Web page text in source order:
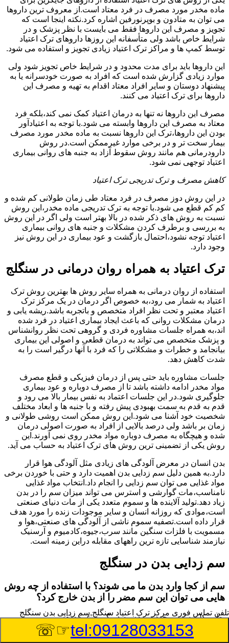
ماده مخدر مورد مصرف در فرد معتاد است.از معروف ترین داروها
می توان به متادون و بوپرنورفین اشاره کرد.نکته اینجا است که
تجویز و مصرف این داروها فقط می بایست با نظر پزشک و در
شرایط خاص باشد ولی متأسفانه این روزها داروهای ترک اعتیاد
توسط کمپ ها و مراکز ترک اعتیاد زیادی تجویز و استفاده می شود.
این داروها باید برای مدت محدود و در شرایط خاص تجویز شود ولی
موارد زیادی گزارش شده است که افراد به صورت خودسرانه یا به
پیشنهاد دوستان و سایر افراد معتاد اقدام به تهیه و مصرف این
داروها برای ترک اعتیاد می کنند.
مصرف این داروها نه تنها به درمان اعتیاد کمک نمی کند،بلکه فرد
معتاد به مصرف این داروها وابسته می شود.با توجه به اعتیادآور
بودن این داروها،ترک این داروها نسبت به ماده مخدر مورد مصرف
بیمار سخت تر و در برخی موارد غیرممکن است.در روش
دارودرمانی هم مانند روش سقوط آزاد به جنبه های روانی بیماری
اعتیاد توجهی نمی شود.
کاهش مصرف و ترک تدریجی ترک اعتیاد
در این روش دوز مصرف در فرد معتاد طی زمان طولانی کم شده و
کم کم قطع می شود.با توجه به ترک تدریجی ماده مخدر،این روش
نسبت به روش های ذکر شده در بالا بهتر است ولی اگر در این روش
به بررسی و برطرف کردن مشکلات و جنبه های روانی بیماری
اعتیاد توجه نشود،احتمال بازگشت و عود بیماری در این روش نیز
وجود دارد.
ترک اعتیاد به همراه روان درمانی در سنگلج
استفاده از روان درمانی به همراه سایر روش ها بهترین روش ترک
اعتیاد به شمار می رود،به خصوص اگر درمان در یک مرکز ترک
اعتیاد معتبر و تحت نظر افراد متخصص و باتجربه باشد.ریشه یابی و
درمان مشکلات روانی که باعث ایجاد بیماری اعتیاد در فرد شده
اند،به همراه جلسات مشاوره فردی و گروهی تحت نظر روانشناس
و پزشک متخصص می تواند به درمان قطعی و اصولی این بیماری
بیانجامد و خطرات و مشکلاتی را که فرد با آنها درگیر است را به
شدت کاهش دهد.
جلسات مشاوره باید حتی پس از درمان فیزیکی و قطع مصرف
مواد مخدر ادامه داشته باشد تا از مصرف دوباره و عود بیماری
جلوگیری شود.در این جلسات اعتماد به نفس بیمار بالا می رود و
قدم به قدم به سمت بهبودی پیش رفته و با جنبه ها و ابعاد مختلف
شخصیت خود آشنا می شود.این روش ممکن است روشی طولانی و
زمان بر باشد ولی درصد بالایی از افراد به صورت اصولی درمان
شده و هیچگاه به مصرف دوباره مواد مخدر روی نمی آورند.این
روش یکی از تضمینی ترین روش های ترک اعتیاد به حساب می آید.
بدن انسان در معرض آلودگی های زیادی مثل آلودگی هوا قرار
دارد.به همین دلیل سم زدایی بدن اهمیت دارد و حتی با خوردن برخی
مواد غذایی می توان سم زدایی را انجام داد.انتخاب مواد غذایی
نامناسب،مات گوارشی و استرس می تواند میزان سم را در بدن
زیاد دهد.تولید آلاینده ها و سموم متعدد یکی از مات دنیای صنعتی
است،موادی که روزانه انسان و سایر موجودات زنده را مورد هدف
قرار داده است.تصفیه سموم ناشی از آلودگی های صنعتی،هوا و
مسمویت با فلزات سنگین مانند سرب،جیوه،کادمیوم و آرسنیک
نیازمند شناسایی تازه ترین راههای مقابله دراین زمینه است.
سم زدایی بدن در سنگلج
سم از کجا وارد بدن ما می شوند؟ با استفاده از چه روش
هایی می توان این سم مضر را از بدن خارج کرد؟
بطور کلی سم موجود در بدن به دو گروه عمده تقسیم می
شوند.بخش بزرگی از این سموم مثل مواد به جا مانده از سموم
گیاهی و آفت کش ها،فلزات سنگین ناشی از آلودگی هوا،انواع
تلفن تماس فوری مرکز ترک اعتیاد سنگلج,سم زدایی بدن سنگلج
tel:09128033153
☞☏